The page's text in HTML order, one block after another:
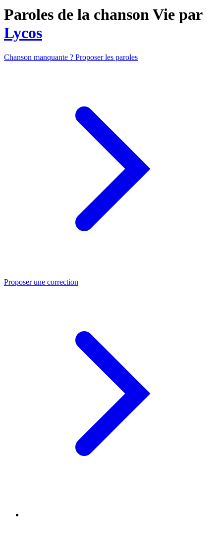
Paroles de la chanson Vie par
Lycos
Chanson manquante ? Proposer les paroles
Proposer une correction